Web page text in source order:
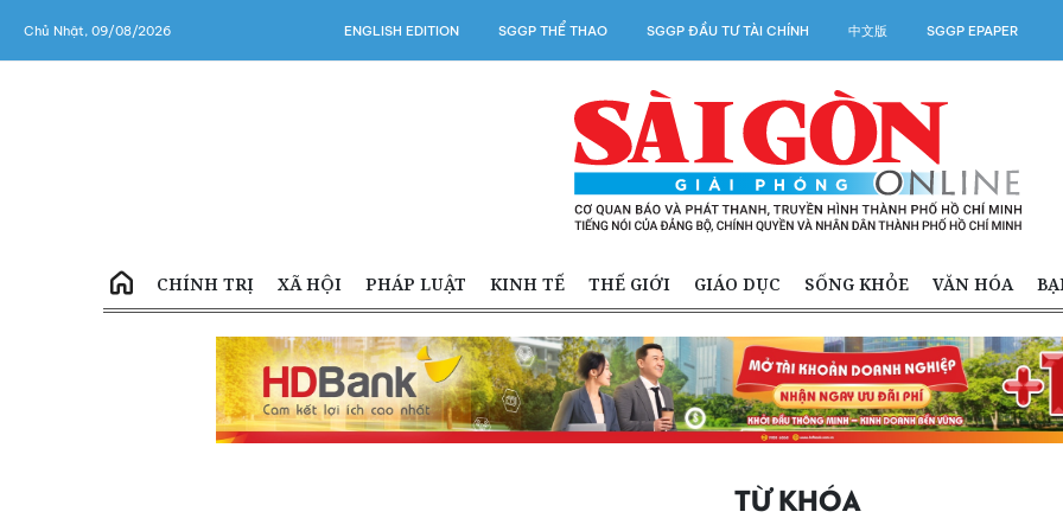
Chủ Nhật, 09/08/2026 ENGLISH EDITION SGGP THỂ THAO SGGP ĐẦU TƯ TÀI CHÍNH 中文版 SGGP EPAPER
CHÍNH TRỊ XÃ HỘI PHÁP LUẬT KINH TẾ THẾ GIỚI GIÁO DỤC SỐNG KHỎE VĂN HÓA
TỪ KHÓA